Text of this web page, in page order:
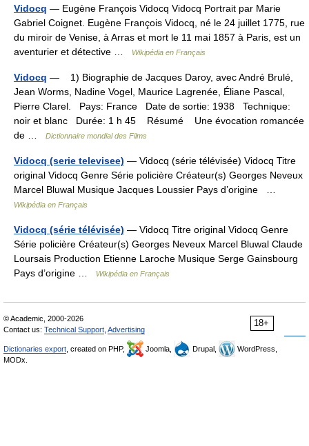
Vidocq — Eugène François Vidocq Vidocq Portrait par Marie
Gabriel Coignet. Eugène François Vidocq, né le 24 juillet 1775, rue
du miroir de Venise, à Arras et mort le 11 mai 1857 à Paris, est un
aventurier et détective …
Wikipédia en Français
Vidocq — 1) Biographie de Jacques Daroy, avec André Brulé,
Jean Worms, Nadine Vogel, Maurice Lagrenée, Éliane Pascal,
Pierre Clarel. Pays: France Date de sortie: 1938 Technique:
noir et blanc Durée: 1 h 45 Résumé Une évocation romancée
de …
Dictionnaire mondial des Films
Vidocq (serie televisee) — Vidocq (série télévisée) Vidocq Titre
original Vidocq Genre Série policière Créateur(s) Georges Neveux
Marcel Bluwal Musique Jacques Loussier Pays d’origine …
Wikipédia en Français
Vidocq (série télévisée) — Vidocq Titre original Vidocq Genre
Série policière Créateur(s) Georges Neveux Marcel Bluwal Claude
Loursais Production Etienne Laroche Musique Serge Gainsbourg
Pays d’origine …
Wikipédia en Français
18+
© Academic, 2000-2026
Contact us: Technical Support Advertising
Dictionaries export , created on PHP, Joomla, Drupal,
WordPress,
MODx.